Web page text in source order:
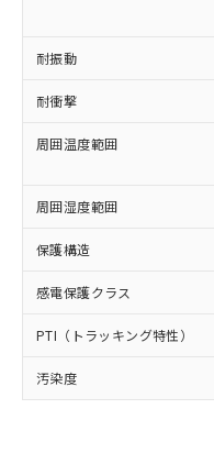
耐振動
耐衝撃
周囲温度範囲
周囲湿度範囲
保護構造
感電保護クラス
PTI（トラッキング特性）
汚染度
在庫状況
記載して
タに基づ
覧された
準価格と
正式な納
様のお取
ムロン制
オムロン
販
ください。
在庫状況
事前の承諾
示しない
マイパー
ビス）をご
鉛(Pb) 1000ppm以
六価クロム(Cr(Ⅵ))
類(PBB) 1000ppm以
(PBDE) 1000ppm以
ル) (DEHP)(別名：
ルベンジル（BBP）
（DBP） 1000ppm
但し、RoHS指令で産
フタル酸エステル類
図的な使用がないこ
※2 対応予定月
部品在庫の切り
月が前後するこ
*中国RoHS10物質の
Pb(鉛) :1000ppm、
Cr(Ⅵ)(六価クロム) :
ニル類) : 1000ppm
ル類) : 1000ppm、
DBP(フタル酸ジブ
DEHP(フタル酸ビス
「ｅ」：有害物
準値以下である
「10」：通常の
質が外部に漏え
（以下｢規
または国
国政府の
可)を取得
当社は規
全に破砕
いよう必
当社は貴
ル、化学
武器並び
当社は、貴
場合は、
該第三者に
販売先お
法に輸出
一定
一定
在庫
いて
たは
機器
認くだ
白
受注
情報を